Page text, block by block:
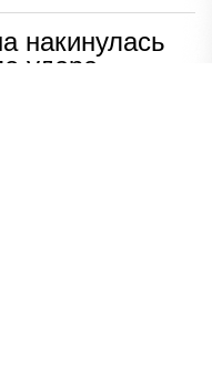
накинулась
удара